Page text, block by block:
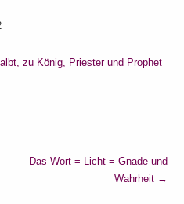
zu König, Priester und Prophet
Das Wort = Licht = Gnade und
Wahrheit →